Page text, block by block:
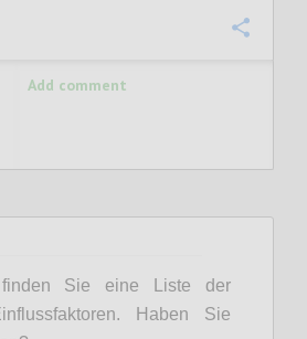
Add comment
finden Sie eine Liste der
Haben Sie